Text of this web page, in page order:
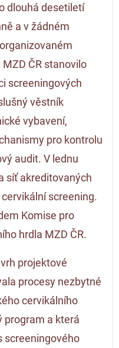
dlouhá desetiletí
a v žádném
ČR stanovilo
screeningových
věstník
vybavení,
pro kontrolu
audit. V lednu
síť akreditovaných
screening.
Komise pro
hrdla MZD ČR.
projektové
procesy nezbytné
cervikálního
program a která
screeningového